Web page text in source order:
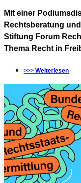
Mit einer
Rechtsberatung
Stiftung Forum
Thema Recht in
>>> Weiterlesen